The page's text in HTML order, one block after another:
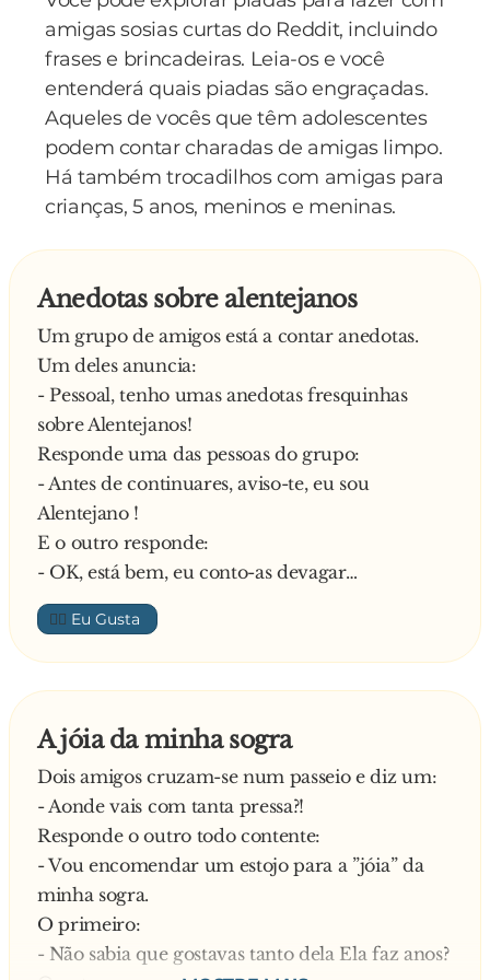
- Sou Benfiquista.
E o repórter volta a escrever em seu
caderninho:
- “Delinquente benfiquista assassina
brutalmente animal doméstico indefeso”.
amigas sosias curtas do Reddit, incluindo
frases e brincadeiras. Leia-os e você
entenderá quais piadas são engraçadas.
Aqueles de vocês que têm adolescentes
podem contar charadas de amigas limpo.
Há também trocadilhos com amigas para
crianças, 5 anos, meninos e meninas.
Anedotas sobre alentejanos
Um grupo de amigos está a contar anedotas.
Um deles anuncia:
- Pessoal, tenho umas anedotas fresquinhas
sobre Alentejanos!
Responde uma das pessoas do grupo:
- Antes de continuares, aviso-te, eu sou
Alentejano !
E o outro responde:
- OK, está bem, eu conto-as devagar…
👍🏼
A jóia da minha sogra
Dois amigos cruzam-se num passeio e diz um:
- Aonde vais com tanta pressa?!
Responde o outro todo contente:
- Vou encomendar um estojo para a ”jóia” da
minha sogra.
O primeiro:
- Não sabia que gostavas tanto dela Ela faz anos?